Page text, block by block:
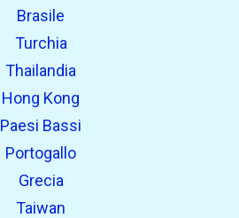
Brasile
Turchia
Thailandia
Hong Kong
Paesi Bassi
Portogallo
Grecia
Taiwan